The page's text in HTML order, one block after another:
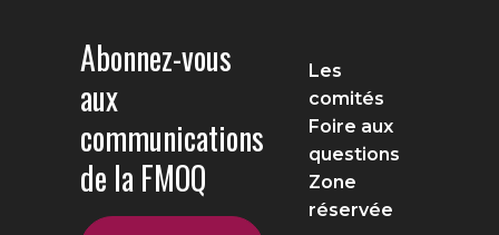
Abonnez-vous
aux
communications
de la FMOQ
Les
comités
Foire aux
questions
Zone
réservée